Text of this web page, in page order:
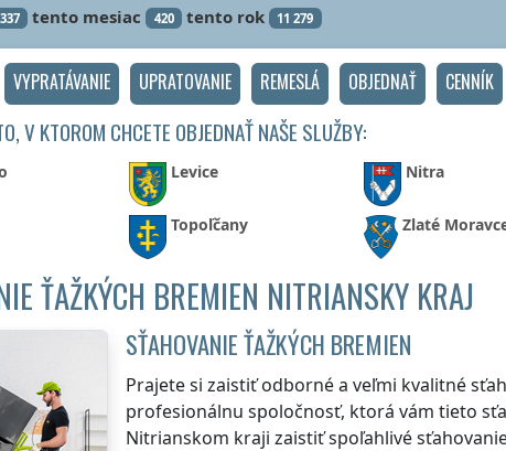
337 tento mesiac 420 tento rok 11 279
VYPRATÁVANIE UPRATOVANIE REMESLÁ OBJEDNAŤ CENNÍK
V KTOROM CHCETE OBJEDNAŤ NAŠE SLUŽBY:
Levice Nitra
Topoľčany Zlaté
ŤAŽKÝCH BREMIEN NITRIANSKY KRAJ
SŤAHOVANIE ŤAŽKÝCH BREMIEN
Prajete si zaistiť odborné a veľmi kvalitné
profesionálnu spoločnosť, ktorá vám tieto
Nitrianskom kraji zaistiť spoľahlivé